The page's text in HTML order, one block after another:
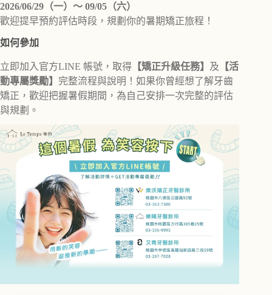
2026/06/29（一）～ 09/05（六）
歡迎提早預約評估時段，規劃你的暑期矯正旅程！
如何參加
立即加入官方LINE 帳號，取得 【矯正升級任務】 及 【活
動專屬獎勵】 完整流程與說明！如果你曾經想了解牙齒
矯正，歡迎把握暑假期間，為自己安排一次完整的評估
與規劃。